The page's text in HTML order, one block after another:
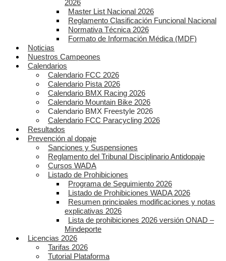
2026
Master List Nacional 2026
Reglamento Clasificación Funcional Nacional
Normativa Técnica 2026
Formato de Información Médica (MDF)
Noticias
Nuestros Campeones
Calendarios
Calendario FCC 2026
Calendario Pista 2026
Calendario BMX Racing 2026
Calendario Mountain Bike 2026
Calendario BMX Freestyle 2026
Calendario FCC Paracycling 2026
Resultados
Prevención al dopaje
Sanciones y Suspensiones
Reglamento del Tribunal Disciplinario Antidopaje
Cursos WADA
Listado de Prohibiciones
Programa de Seguimiento 2026
Listado de Prohibiciones WADA 2026
Resumen principales modificaciones y notas
explicativas 2026
Lista de prohibiciones 2026 versión ONAD –
Mindeporte
Licencias 2026
Tarifas 2026
Tutorial Plataforma